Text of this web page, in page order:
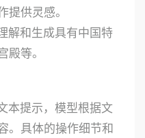
供灵感。
解和生成具有中国特
等。
本提示，模型根据文
。具体的操作细节和